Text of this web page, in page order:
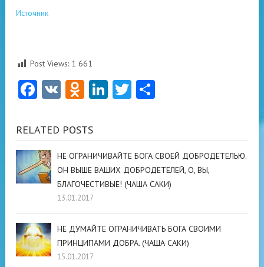
Источник
Post Views: 1 661
Facebook
VK Odnoklassniki
LinkedIn
Twitter
RELATED POSTS
НЕ ОГРАНИЧИВАЙТЕ БОГА СВОЕЙ ДОБРОДЕТЕЛЬЮ.
ОН ВЫШЕ ВАШИХ ДОБРОДЕТЕЛЕЙ, О, ВЫ,
БЛАГОЧЕСТИВЫЕ! (ЧАША САКИ)
13.01.2017
НЕ ДУМАЙТЕ ОГРАНИЧИВАТЬ БОГА СВОИМИ
ПРИНЦИПАМИ ДОБРА. (ЧАША САКИ)
15.01.2017